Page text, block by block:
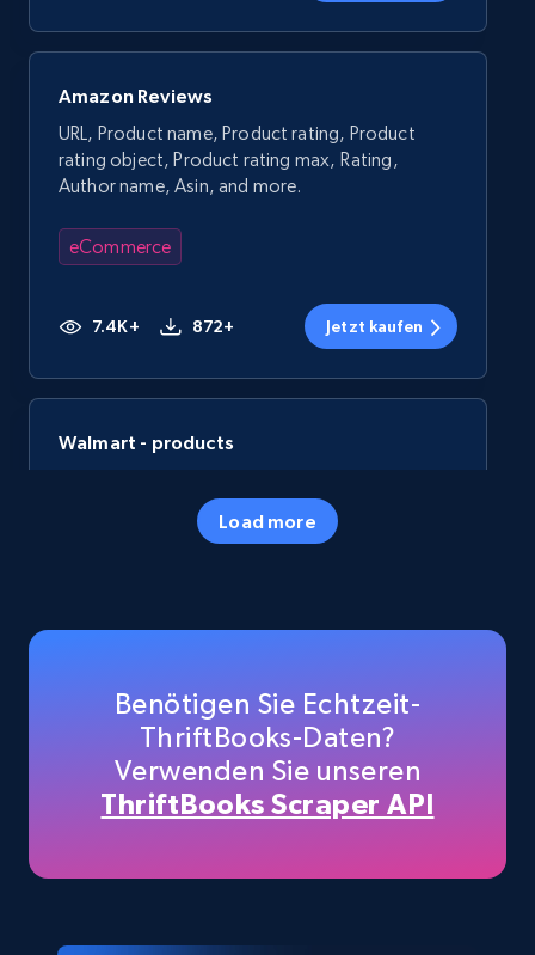
Amazon Reviews
URL, Product name, Product rating, Product
rating object, Product rating max, Rating,
Author name, Asin, and more.
eCommerce
7.4K+ 872+ Jetzt kaufen
Walmart - products
Specifications, Image urls, Top reviews, and
TikTok Shop
URL, Title, Available, Description, Currency, Initial
Load more
Benötigen Sie Echtzeit-
ThriftBooks-Daten?
Verwenden Sie unseren
ThriftBooks Scraper API